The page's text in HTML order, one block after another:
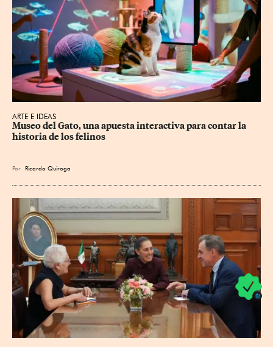
ARTE E IDEAS
Museo del Gato, una apuesta interactiva para contar la
historia de los felinos
Por Ricardo Quiroga